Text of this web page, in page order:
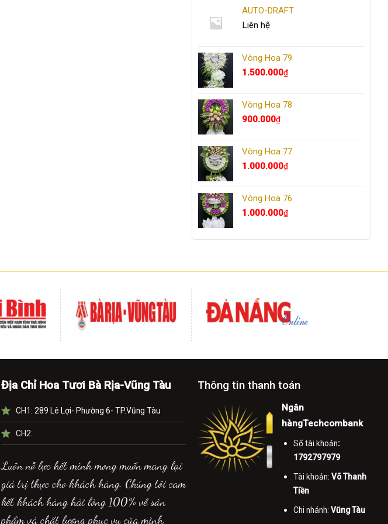
AUTO-DRAFT
Liên hệ
Vòng Hoa 79
1.500.000₫
Vòng Hoa 78
900.000₫
Vòng Hoa 77
1.000.000₫
Vòng Hoa 76
1.000.000₫
Địa Chỉ Hoa Tươi Bà Rịa-Vũng Tàu
CH1: 289 Lê Lợi- Phường 6- TP.Vũng Tàu
CH2:
Luôn nỗ lực hết mình mong muốn mang lại
giá trị thực cho khách hàng. Chúng tôi cam
kết khách hàng hài lòng 100% về sản
phẩm và chất lượng phục vụ của mình.
Thông tin thanh toán
Ngân
hàngTechcombank
Số tài khoản:
1792797979
Tài khoản:Võ Thanh
Tiền
Chi nhánh:Vũng Tàu